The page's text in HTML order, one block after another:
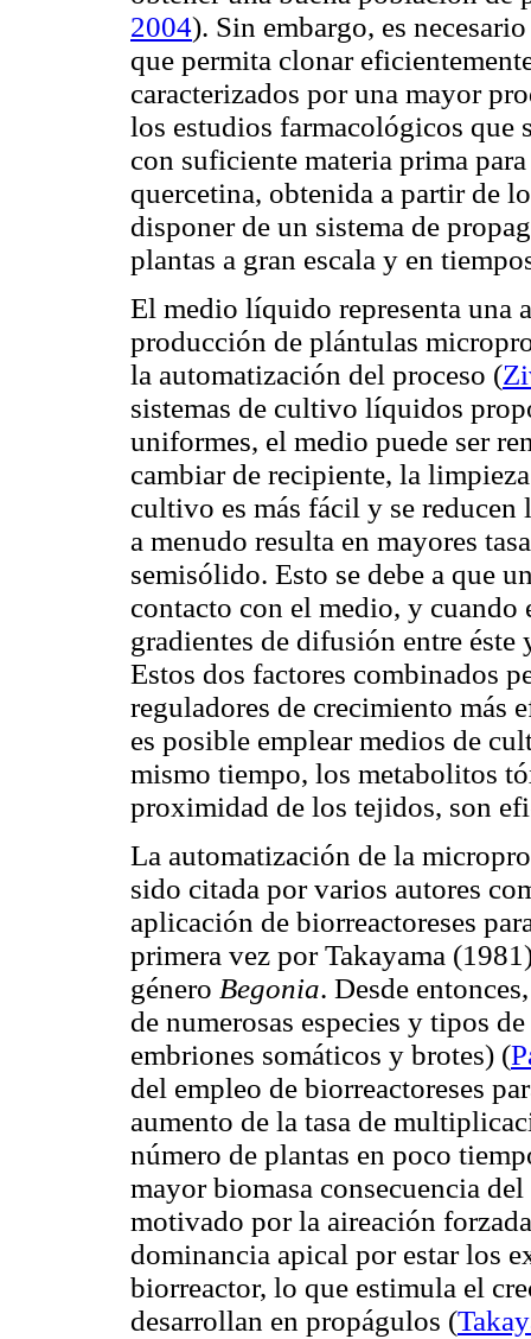
2004). Sin embargo, es
que permita clonar
caracterizados por una mayor
los estudios farmacológicos que
con suficiente materia prima
quercetina, obtenida a partir de
disponer de un sistema de
plantas a gran escala y en
El medio líquido representa una
producción de plántulas
la automatización del proceso (
sistemas de cultivo líquidos
uniformes, el medio puede ser
cambiar de recipiente, la
cultivo es más fácil y se
a menudo resulta en mayores
semisólido. Esto se debe a que
contacto con el medio, y cuando
gradientes de difusión entre
Estos dos factores combinados
reguladores de crecimiento más
es posible emplear medios de
mismo tiempo, los metabolitos
proximidad de los tejidos, son
La automatización de la
sido citada por varios autores
aplicación de biorreactoreses
primera vez porTakayama
género Begonia. Desde
de numerosas especies y tipos
embriones somáticos y brotes) (
del empleo de biorreactoreses
aumento de la tasa de
número de plantas en poco
mayor biomasa consecuencia
motivado por la aireación
dominancia apical por estar los
biorreactor, lo que estimula el
desarrollan en propágulos (